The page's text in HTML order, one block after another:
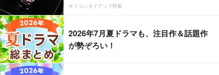
オリコンタイアップ特集
2026年7月夏ドラマも、注目作＆話題作
が勢ぞろい！